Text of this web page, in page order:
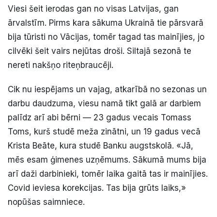
Viesi šeit ierodas gan no visas Latvijas, gan
ārvalstīm. Pirms kara sākuma Ukrainā tie pārsvarā
bija tūristi no Vācijas, tomēr tagad tas mainījies, jo
cilvēki šeit vairs nejūtas droši. Siltajā sezonā te
nereti nakšņo riteņbraucēji.
Cik nu iespējams un vajag, atkarībā no sezonas un
darbu daudzuma, viesu namā tikt galā ar darbiem
palīdz arī abi bērni — 23 gadus vecais Tomass
Toms, kurš studē meža zinātni, un 19 gadus vecā
Krista Beāte, kura studē Banku augstskolā. «Jā,
mēs esam ģimenes uzņēmums. Sākumā mums bija
arī daži darbinieki, tomēr laika gaitā tas ir mainījies.
Covid ieviesa korekcijas. Tas bija grūts laiks,»
nopūšas saimniece.